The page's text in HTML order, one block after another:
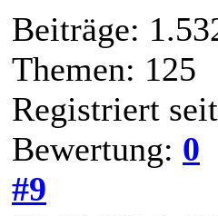
Beiträge:
Themen: 125
Registriert
Bewertung: 0
#9